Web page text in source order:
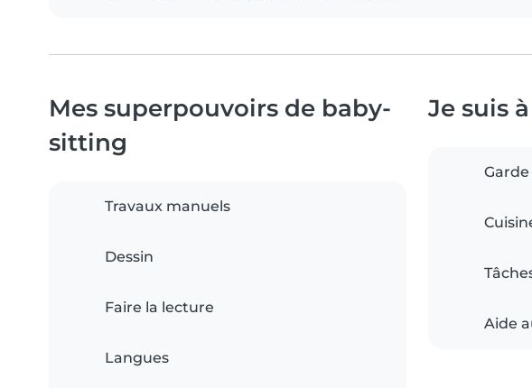
Mes superpouvoirs de baby-
sitting
Travaux manuels
Dessin
Faire la lecture
Langues
Je suis
Aide